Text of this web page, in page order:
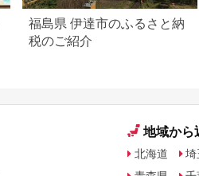
福島県 伊達市のふるさと納
税のご紹介
地域から
北海道
埼